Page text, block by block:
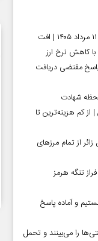
قیمت طلا و سکه امروز ۱۱ مرداد ۱۴۰۵ | افت
با کاهش نرخ ارز
مقتضی دریافت
شهادت
از کم هزینه‌ترین تا
۳ میلیون زائر از تمام مرز‌های
و آماده پاسخ
را می‌بینند و تحمل
ادعا‌های خلاف